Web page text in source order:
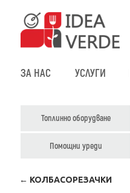
ЗА НАС УСЛУГИ
Топлинно оборудване
Помощни уреди
← КОЛБАСОРЕЗАЧКИ